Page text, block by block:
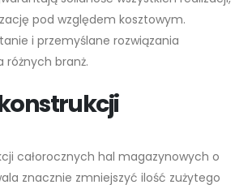
pod względem kosztowym.
i przemyślane rozwiązania
różnych branż.
całorocznych hal magazynowych o
znacznie zmniejszyć ilość zużytego